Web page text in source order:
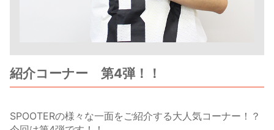
紹介コーナー 第4弾！！
SPOOTERの様々な一面をご紹介する大人気コーナー！？